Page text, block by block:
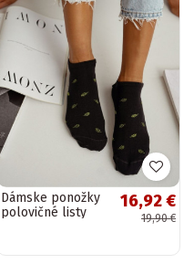
Dámske ponožky
polovičné listy
16,92 €
19,90 €